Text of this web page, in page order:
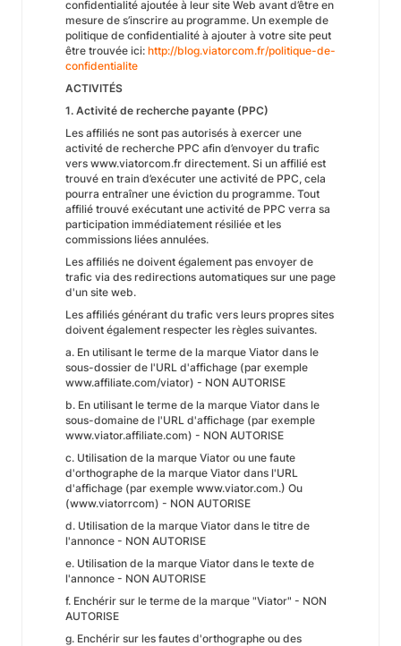
confidentialité ajoutée à leur site Web avant d’être en
mesure de s’inscrire au programme. Un exemple de
politique de confidentialité à ajouter à votre site peut
être trouvée ici: http://blog.viatorcom.fr/politique-de-
confidentialite
ACTIVITÉS
1. Activité de recherche payante (PPC)
Les affiliés ne sont pas autorisés à exercer une
activité de recherche PPC afin d’envoyer du trafic
vers www.viatorcom.fr directement. Si un affilié est
trouvé en train d’exécuter une activité de PPC, cela
pourra entraîner une éviction du programme. Tout
affilié trouvé exécutant une activité de PPC verra sa
participation immédiatement résiliée et les
commissions liées annulées.
Les affiliés ne doivent également pas envoyer de
trafic via des redirections automatiques sur une page
d'un site web.
Les affiliés générant du trafic vers leurs propres sites
doivent également respecter les règles suivantes.
a. En utilisant le terme de la marque Viator dans le
sous-dossier de l'URL d'affichage (par exemple
www.affiliate.com/viator) - NON AUTORISE
b. En utilisant le terme de la marque Viator dans le
sous-domaine de l'URL d'affichage (par exemple
www.viator.affiliate.com) - NON AUTORISE
c. Utilisation de la marque Viator ou une faute
d'orthographe de la marque Viator dans l'URL
d'affichage (par exemple www.viator.com.) Ou
(www.viatorrcom) - NON AUTORISE
d. Utilisation de la marque Viator dans le titre de
l'annonce - NON AUTORISE
e. Utilisation de la marque Viator dans le texte de
l'annonce - NON AUTORISE
f. Enchérir sur le terme de la marque "Viator" - NON
AUTORISE
g. Enchérir sur les fautes d'orthographe ou des